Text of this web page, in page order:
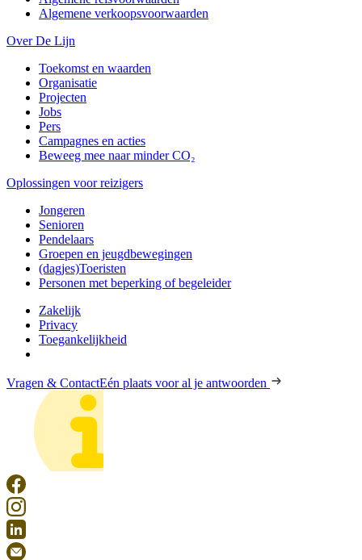
Algemene verkoopsvoorwaarden
Over De Lijn
Toekomst en waarden
Organisatie
Projecten
Jobs
Pers
Campagnes en acties
Beweeg mee naar minder CO₂
Oplossingen voor reizigers
Jongeren
Senioren
Pendelaars
Groepen en jeugdbewegingen
(dagjes)Toeristen
Personen met beperking of begeleider
Zakelijk
Privacy
Toegankelijkheid
Vragen & ContactEén plaats voor al je antwoorden